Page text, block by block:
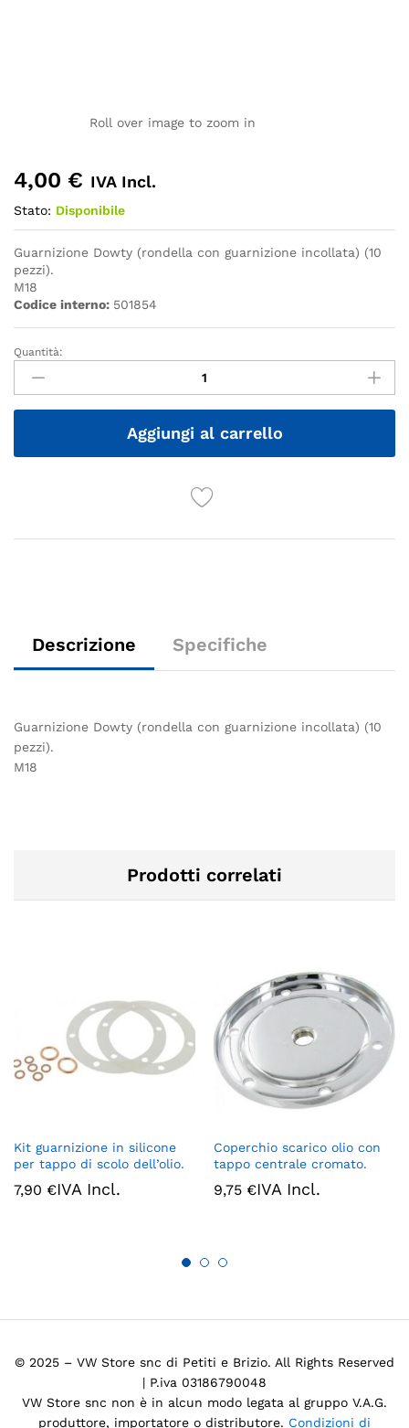
Roll over image to zoom in
4,00 € IVA Incl.
Stato: Disponibile
Guarnizione Dowty (rondella con guarnizione incollata) (10
pezzi).
M18
Codice interno: 501854
Quantità
Quantità:
Aggiungi al carrello
Descrizione Specifiche
Guarnizione Dowty (rondella con guarnizione incollata) (10
pezzi).
M18
Prodotti correlati
Kit guarnizione in silicone
per tappo di scolo dell’olio.
7,90 €IVA Incl.
Coperchio scarico olio con
tappo centrale cromato.
9,75 €IVA Incl.
© 2025 – VW Store snc di Petiti e Brizio. All Rights Reserved
| P.iva 03186790048
VW Store snc non è in alcun modo legata al gruppo V.A.G.
produttore, importatore o distributore. Condizioni di